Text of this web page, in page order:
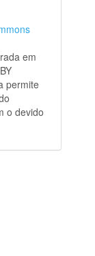
em
permite
o devido